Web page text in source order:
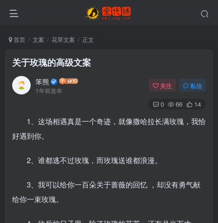
首页 文案 花草文案 正文
关于玫瑰的高级文案
笨熊
1年前发布
关注 私信
0 66 14
1、这场相遇真是一个奇迹，就像撒哈拉长满玫瑰，我恰
好遇到你。
2、谁都逃不过玫瑰，而玫瑰送谁都浪漫。
3、我可以给你一百朵关于蔷薇的回忆 ，却没有勇气献
给你一束玫瑰。